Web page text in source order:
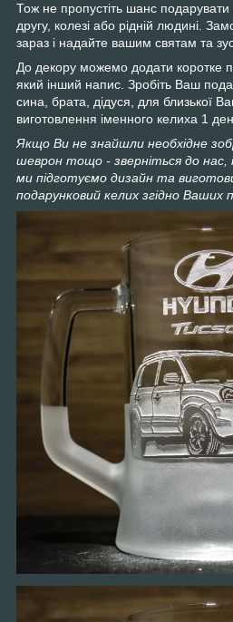
Тож не пропустіть шанс
другу, колезі або рідній людині.
зараз і надайте вашим святам та
До декору можемо додати коротке
який інший напис. Зробіть Ваш
сина, брата, дідуся, для близької
виготовлення іменного келиха 1
Якщо Ви не знайшли необхідне
шеврон тощо - зверніться до нас,
ми підготуємо дизайн та
подарунковий келих згідно Ваших